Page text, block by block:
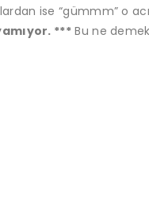
ise “gümmm” o acı
*** Bu ne